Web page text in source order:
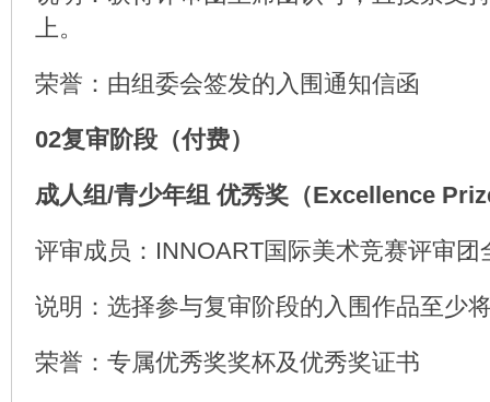
上。
荣誉：由组委会签发的入围通知信函
02复审阶段（付费）
成人组/青少年组 优秀奖（Excellence
评审成员：INNOART国际美术竞赛评审团
说明：选择参与复审阶段的入围作品至少
荣誉：专属优秀奖奖杯及优秀奖证书